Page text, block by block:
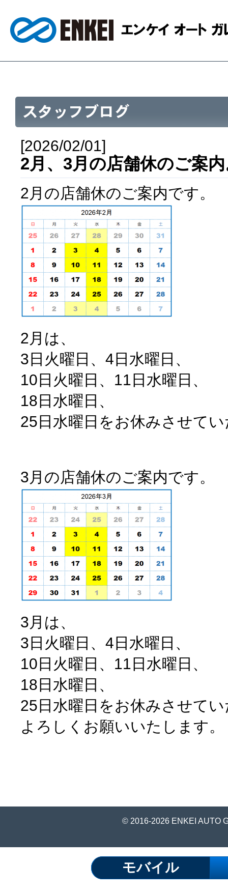
[2026/02/01]
2月、3月の店舗休のご案
2月の店舗休のご案内です。
2月は、
3日火曜日、4日水曜日、
10日火曜日、11日水曜日、
18日水曜日、
25日水曜日をお休みさせて
3月の店舗休のご案内です。
3月は、
3日火曜日、4日水曜日、
10日火曜日、11日水曜日、
18日水曜日、
25日水曜日をお休みさせて
よろしくお願いいたします。
© 2016-2026 ENKEI AUTO
モバイル